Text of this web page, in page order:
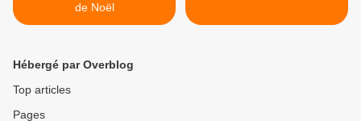
de Noël
Hébergé par Overblog
Top articles
Pages